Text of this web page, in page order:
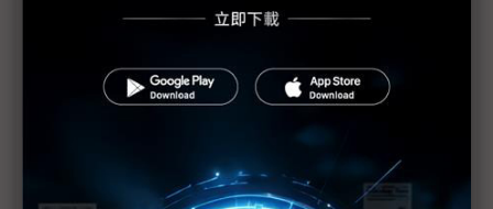
從DeepSeek到H200鬆綁 盤點NVIDIA 2025年十大
新的逆襲之路？ 業者估未來5~10年中國將竄出多家
未蒙其利先受其害 美國製造業景氣連9個月衰退